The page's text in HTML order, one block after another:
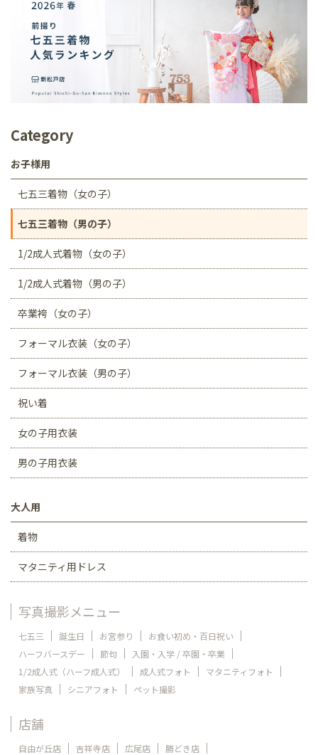
Category
お子様用
七五三着物（女の子）
七五三着物（男の子）
1/2成人式着物（女の子）
1/2成人式着物（男の子）
卒業袴（女の子）
フォーマル衣装（女の子）
フォーマル衣装（男の子）
祝い着
女の子用衣装
男の子用衣装
大人用
着物
マタニティ用ドレス
写真撮影メニュー
七五三 誕生日 お宮参り
お食い初め・百日祝い
ハーフバースデー
節句
入園・入学 / 卒園・卒業
1/2成人式（ハーフ成人式）
成人式フォト
マタニティフォト
家族写真
シニアフォト ペット撮影
店舗
自由が丘店 吉祥寺店 広尾店
勝どき店